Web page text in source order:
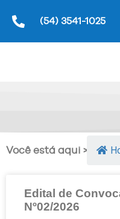
(54) 3541-1025
Você está aqui >>
Edital de
Nº02/2026